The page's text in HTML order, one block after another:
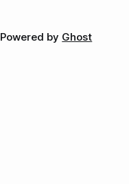
Powered by Ghost